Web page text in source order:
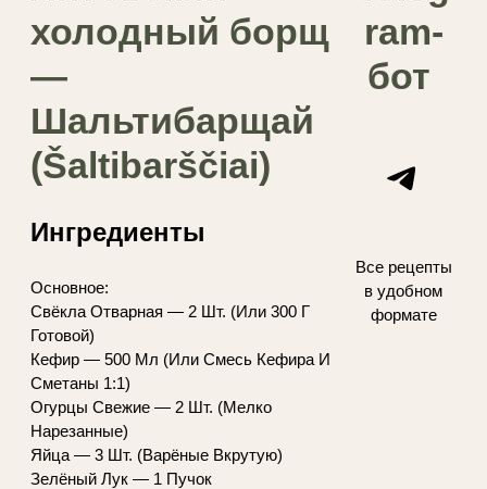
холодный борщ
—
Шальтибарщай
(Šaltibarščiai)
Ингредиенты
Основное:
Свёкла Отварная — 2 Шт. (Или 300 Г
Готовой)
Кефир — 500 Мл (Или Смесь Кефира И
Сметаны 1:1)
Огурцы Свежие — 2 Шт. (Мелко
Нарезанные)
Яйца — 3 Шт. (Варёные Вкрутую)
Зелёный Лук — 1 Пучок
ram-
бот
Telegram
Все рецепты
в удобном
формате